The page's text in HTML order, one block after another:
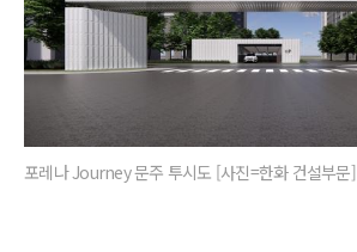
포레나 Journey 문주 투시도 [사진=한화 건설부문]